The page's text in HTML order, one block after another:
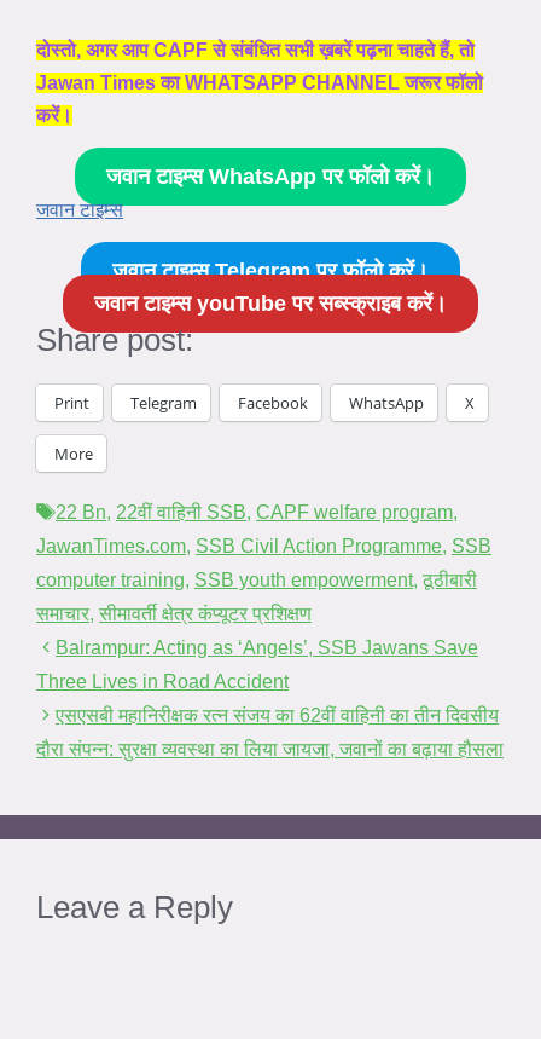
दोस्तो, अगर आप CAPF से संबंधित सभी ख़बरें पढ़ना चाहते हैं, तो
Jawan Times का WHATSAPP CHANNEL जरूर फॉलो
करें।
जवान टाइम्स WhatsApp पर फॉलो करें।
जवान टाइम्स
जवान टाइम्स Telegram पर फॉलो करें।
जवान टाइम्स youTube पर सब्स्क्राइब करें।
Share post:
Print Telegram Facebook WhatsApp X
More
Tags
22 Bn, 22वीं वाहिनी SSB, CAPF welfare program,
JawanTimes.com, SSB Civil Action Programme, SSB
computer training, SSB youth empowerment, ठूठीबारी
समाचार, सीमावर्ती क्षेत्र कंप्यूटर प्रशिक्षण
Balrampur: Acting as ‘Angels’, SSB Jawans Save
Three Lives in Road Accident
एसएसबी महानिरीक्षक रत्न संजय का 62वीं वाहिनी का तीन दिवसीय
दौरा संपन्न: सुरक्षा व्यवस्था का लिया जायजा, जवानों का बढ़ाया हौसला
Leave a Reply